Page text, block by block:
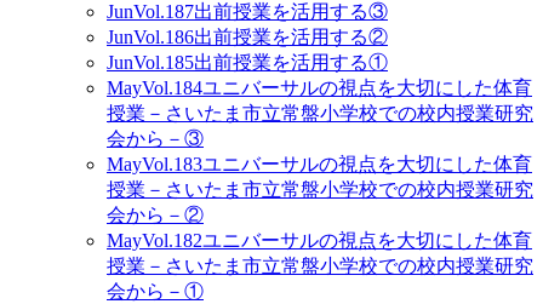
JunVol.187出前授業を活用する③
JunVol.186出前授業を活用する②
JunVol.185出前授業を活用する①
MayVol.184ユニバーサルの視点を大切にした体育
授業－さいたま市立常盤小学校での校内授業研究
会から－③
MayVol.183ユニバーサルの視点を大切にした体育
授業－さいたま市立常盤小学校での校内授業研究
会から－②
MayVol.182ユニバーサルの視点を大切にした体育
授業－さいたま市立常盤小学校での校内授業研究
会から－①